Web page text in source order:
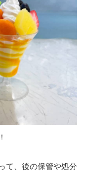
て、後の保管や処分